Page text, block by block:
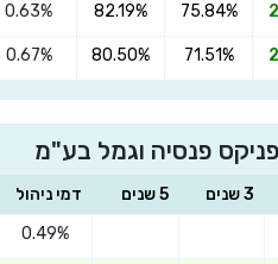
75.84%
82.19%
0.63%
71.51%
80.50%
0.67%
פנסיה וגמל בע"מ
3 שנים 5 שנים
דמי ניהול
0.49%
השתלמות מניות